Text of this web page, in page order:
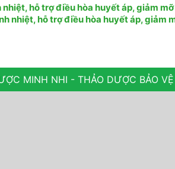
hỗ trợ điều hòa huyết áp, giảm
nhiệt, hỗ trợ điều hòa huyết áp, giảm
MINH NHI - THẢO DƯỢC BẢO